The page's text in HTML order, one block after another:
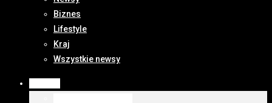
Biznes
Lifestyle
Kraj
Wszystkie newsy